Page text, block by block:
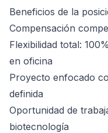
Beneficios de la
Compensación
Flexibilidad total:
en oficina
Proyecto enfocado
definida
Oportunidad de
biotecnología